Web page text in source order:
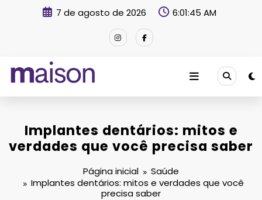
7 de agosto de 2026 6:01:46 AM
Revista Maison
Implantes dentários: mitos e
verdades que você precisa saber
Página inicial
Saúde
Implantes dentários: mitos e verdades que você
precisa saber